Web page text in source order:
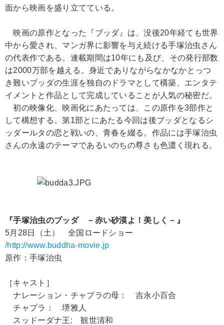
面から映画を盛り立てている。
映画の原作となった『ブッダ』は、没後20年経ても世界
中から愛され、マンガ界に影響を与え続ける手塚治虫さん
の代表作である。連載期間は10年にも及び、その発行部数
は2000万部を越える。身近でありながらなかなかとっつ
き難いブッダの生涯を独自のドラマとして構築、エンタテ
イメントと作品として完成していることが人気の秘密だ。
初の映像化、映画化にあたっては、この原作を3部作と
して構想する。第1部とにあたる今回は後ブッダとなるシ
ッダールタの恋と戦いの、青春を綴る。作品には手塚治虫
さんの永遠のテーマであるいのちの尊さも色濃く現れる。
『手塚治虫のブッダ －赤い砂漠よ！美しく－』
5月28日（土） 全国ロードショー
/http://www.buddha-movie.jp
原作：手塚治虫
［キャスト］
ナレーション・チャプラの母： 吉永小百合
チャプラ： 堺雅人
スッドーダナ王: 観世清和